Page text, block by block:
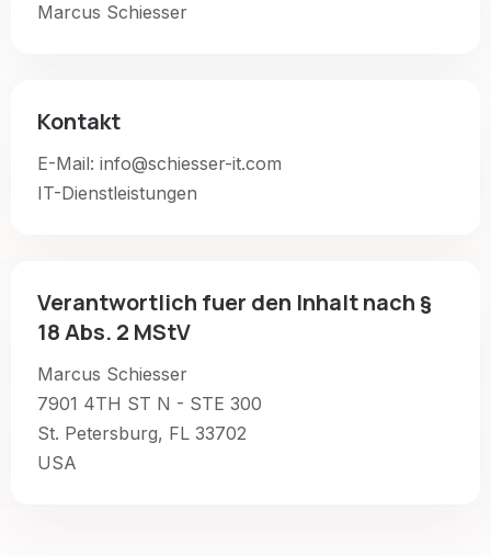
Marcus Schiesser
Kontakt
E-Mail: info@schiesser-it.com
IT-Dienstleistungen
Verantwortlich fuer den Inhalt nach §
18 Abs. 2 MStV
Marcus Schiesser
7901 4TH ST N - STE 300
St. Petersburg, FL 33702
USA